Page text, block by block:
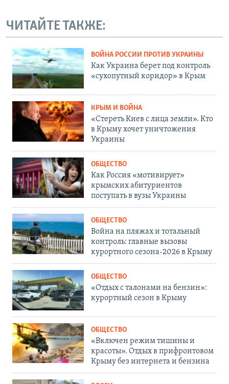
ЧИТАЙТЕ ТАКЖЕ:
ВОЙНА РОССИИ ПРОТИВ УКРАИНЫ
Как Украина берет под контроль
«сухопутный коридор» в Крым
КРЫМ И ВОЙНА
«Стереть Киев с лица земли». Кто
в Крыму хочет уничтожения
Украины
ОБЩЕСТВО
Как Россия «мотивирует»
крымских абитуриентов
поступать в вузы Украины
ОБЩЕСТВО
Война на пляжах и тотальный
контроль: главные вызовы
курортного сезона-2026 в Крыму
ОБЩЕСТВО
«Отдых с талонами на бензин»:
курортный сезон в Крыму
ОБЩЕСТВО
«Включен режим тишины и
красоты». Отдых в прифронтовом
Крыму без интернета и бензина